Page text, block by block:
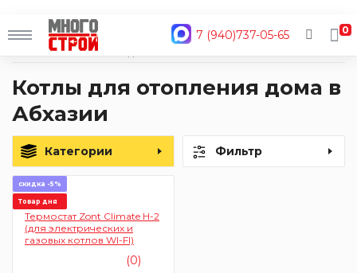
7 (940)737-05-65
0
Главная
Каталог
Котлы для отопления дома в
Абхазии
Категории Фильтр
скидка -5%
Товар дня
Термостат Zont Climate H-2
(для электрических и
газовых котлов WI-FI)
(0)